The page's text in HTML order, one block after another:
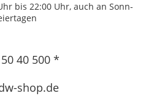
bis 22:00 Uhr, auch an Sonn-
40 500 *
shop.de